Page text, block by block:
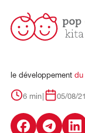
le développement du
6 min 05/08/21